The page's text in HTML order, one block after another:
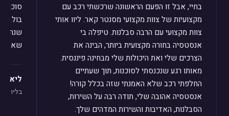
בחיי, אבל זו הפעם הראשונה שרכשתי רכב עם
מקצועיות של צוות מקצועי מסנטר קאר. ליוו אותי
צוות מקצועי עם הרבה סבלנות. טיפלה בי
אנסטסיה בחורה מקצועית ביותר, הבינה את
הצרכים שלי ואת היכולות שלי מבחינה פיננסית.
מאותו רגע שנכנסתי לסוכנות, תוך שעתיים
החלפתי רכב שלא האמנתי שזה בכלל קורה!
אנסטסיה אהובה שלי, תודה רבה על השירות,
הסבלנות, האדיבות והשירות המדהים שלך.
סוכן
בול
שנהיה
ליאת
בליווי